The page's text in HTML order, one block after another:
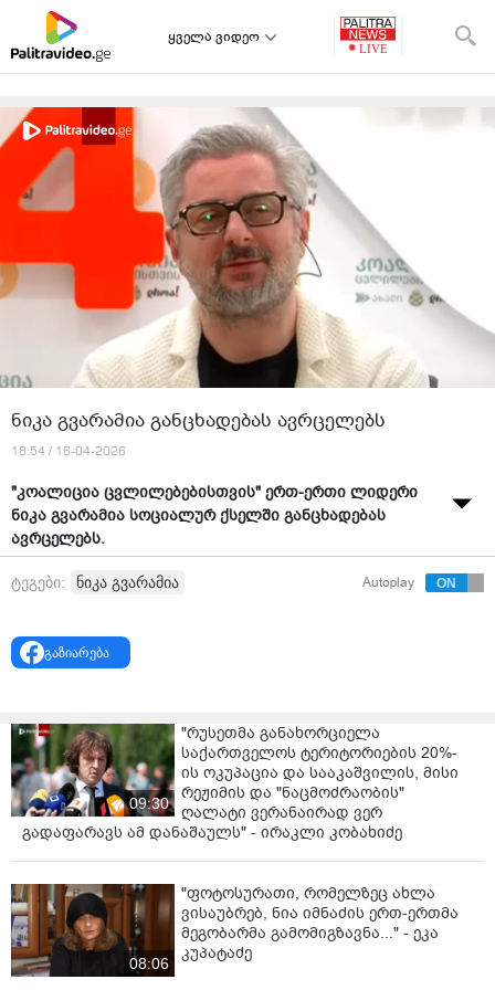
ყველა ვიდეო
ნიკა გვარამია განცხადებას ავრცელებს
18:54 / 16-04-2026
"კოალიცია ცვლილებებისთვის" ერთ-ერთი ლიდერი
ნიკა გვარამია სოციალურ ქსელში განცხადებას
ავრცელებს.
"მივიღებთ თუ არა არჩევნებში მონაწილეობას;
თუ არ მივიღებთ, რატომ;
რომ არ შევედით, რატომ არ შევედით;
და სხვა მსგავს საკითხებზე
არც ერთ შემთხვევაში მარტო არ მიმიღია
გადაწყვეტილება და არც მივიღებ და ვერც მივიღებ. ეს
ამის სურვილი მქონია და არც მექნება.
ისევე, როგორც არასდროს არ გადამიწყვეტია მარტო
მათ შორის არც დაფინანსების საკითხი (როგორც
ფულის მიღების, ასევე ფულის ხარჯვის ნაწილში).
ტეგები: ნიკა გვარამია Autoplay
გაზიარება
09:30
"რუსეთმა განახორციელა
საქართველოს ტერიტორიების 20%-
ის ოკუპაცია და სააკაშვილის, მისი
რეჟიმის და "ნაცმოძრაობის"
ღალატი ვერანაირად ვერ
გადაფარავს ამ დანაშაულს" - ირაკლი კობახიძე
08:06
"ფოტოსურათი, რომელზეც ახლა
ვისაუბრებ, ნია იმნაძის ერთ-ერთმა
მეგობარმა გამომიგზავნა..." - ეკა
კუპატაძე